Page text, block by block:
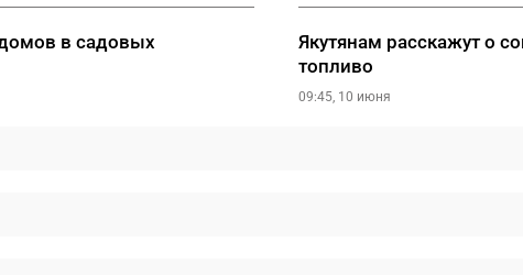
в садовых
Якутянам расскажут о
топливо
09:45, 10 июня